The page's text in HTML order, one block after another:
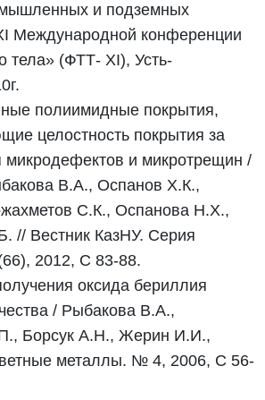
и подземных
Международной конференции
тела» (ФТТ- ХI), Усть-
полиимидные покрытия,
целостность покрытия за
микродефектов и микротрещин /
В.А., Оспанов Х.К.,
С.К., Оспанова Н.Х.,
// Вестник КазНУ. Серия
2012, С 83-88.
оксида бериллия
/ Рыбакова В.А.,
Борсук А.Н., Жерин И.И.,
металлы. № 4, 2006, С 56-